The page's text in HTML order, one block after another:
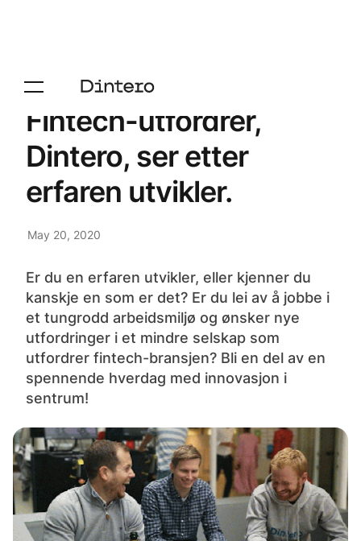
Fintech-utfordrer,
Dintero, ser etter
erfaren utvikler.
May 20, 2020
Er du en erfaren utvikler, eller kjenner du
kanskje en som er det? Er du lei av å jobbe i
et tungrodd arbeidsmiljø og ønsker nye
utfordringer i et mindre selskap som
utfordrer fintech-bransjen? Bli en del av en
spennende hverdag med innovasjon i
sentrum!